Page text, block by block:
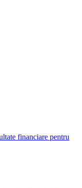
financiare pentru